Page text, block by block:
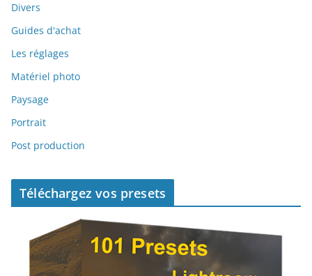
Divers
Guides d'achat
Les réglages
Matériel photo
Paysage
Portrait
Post production
Téléchargez vos presets